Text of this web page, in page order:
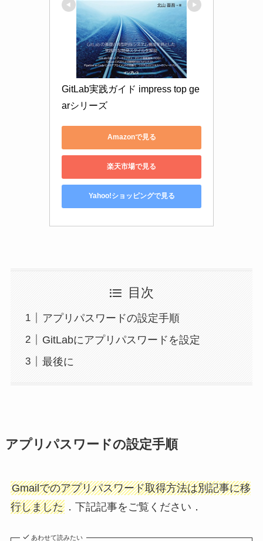
GitLab実践ガイド impress top ge
arシリーズ
Amazonで見る
楽天市場で見る
Yahoo!ショッピングで見る
目次
アプリパスワードの設定手順
GitLabにアプリパスワードを設定
最後に
アプリパスワードの設定手順
Gmailでのアプリパスワード取得方法は別記事に移
行しました．下記記事をご覧ください．
あわせて読みたい